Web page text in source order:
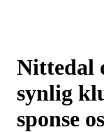
Nittedal
synlig
sponse